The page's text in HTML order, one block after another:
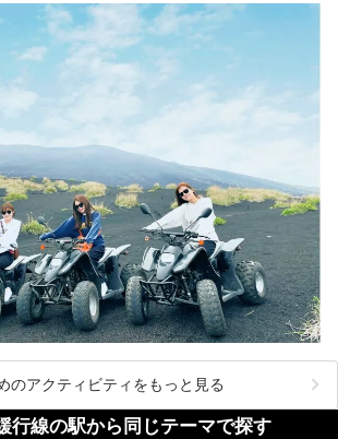
のアクティビティをもっと見る
行線の駅から同じテーマで探す